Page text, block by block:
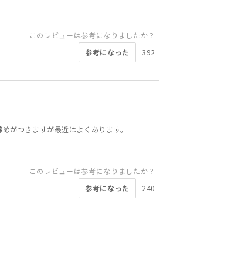
このレビューは参考になりましたか？
参考になった
392
がつきますが最近はよくあります。
このレビューは参考になりましたか？
参考になった
240